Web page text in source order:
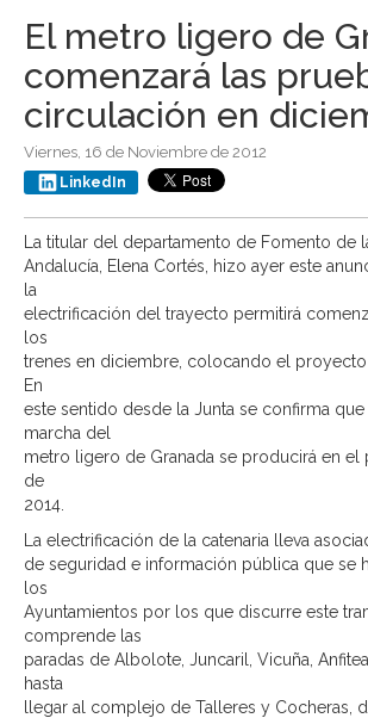
El metro ligero de
comenzará las
circulación en
Viernes, 16 de Noviembre de 2012
LinkedIn
La titular del departamento de Fomento de
Andalucía, Elena Cortés, hizo ayer este
la
electrificación del trayecto permitirá
los
trenes en diciembre, colocando el proyecto
En
este sentido desde la Junta se confirma que
marcha del
metro ligero de Granada se producirá en el
de
2014.
La electrificación de la catenaria lleva
de seguridad e información pública que se
los
Ayuntamientos por los que discurre este
comprende las
paradas de Albolote, Juncaril, Vicuña,
hasta
llegar al complejo de Talleres y Cocheras,